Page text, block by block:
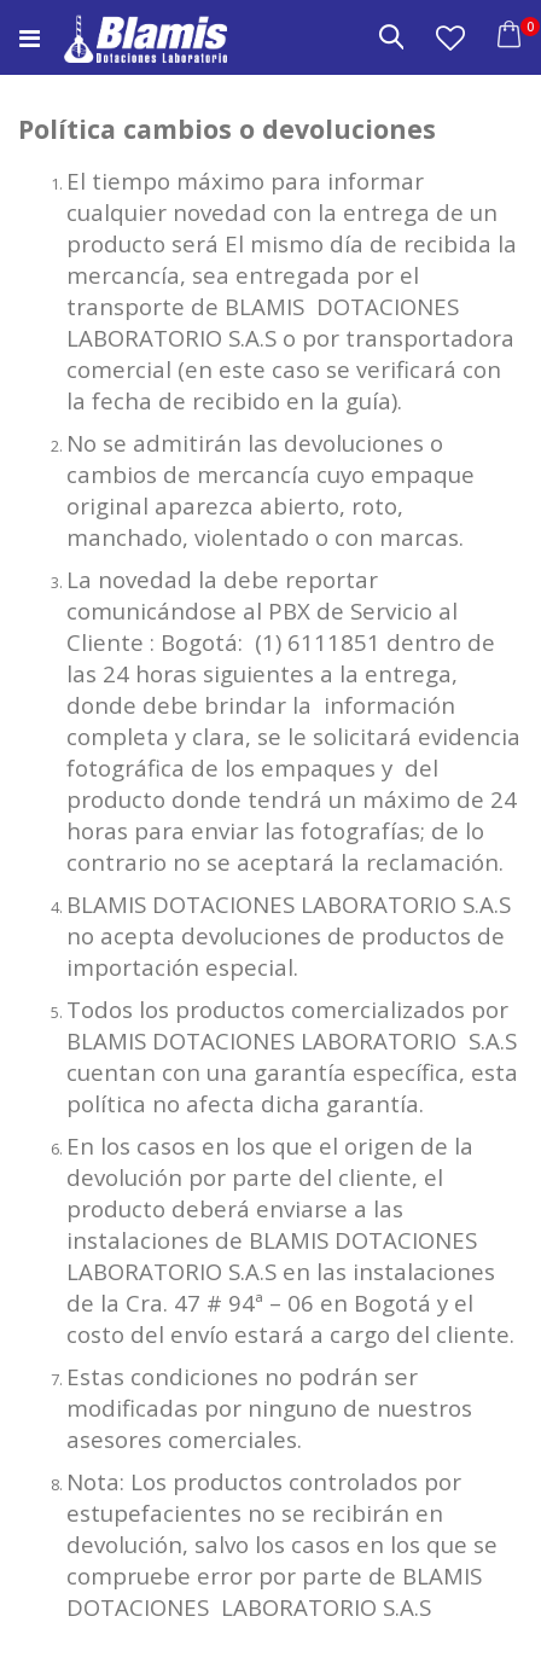
Saltar
a
Contenido
Carrito
0
Buscar
Política cambios o devoluciones
El tiempo máximo para informar
cualquier novedad con la entrega de un
producto será El mismo día de recibida la
mercancía, sea entregada por el
transporte de BLAMIS DOTACIONES
LABORATORIO S.A.S o por transportadora
comercial (en este caso se verificará con
la fecha de recibido en la guía).
No se admitirán las devoluciones o
cambios de mercancía cuyo empaque
original aparezca abierto, roto,
manchado, violentado o con marcas.
La novedad la debe reportar
comunicándose al PBX de Servicio al
Cliente : Bogotá: (1) 6111851 dentro de
las 24 horas siguientes a la entrega,
donde debe brindar la información
completa y clara, se le solicitará evidencia
fotográfica de los empaques y del
producto donde tendrá un máximo de 24
horas para enviar las fotografías; de lo
contrario no se aceptará la reclamación.
BLAMIS DOTACIONES LABORATORIO S.A.S
no acepta devoluciones de productos de
importación especial.
Todos los productos comercializados por
BLAMIS DOTACIONES LABORATORIO S.A.S
cuentan con una garantía específica, esta
política no afecta dicha garantía.
En los casos en los que el origen de la
devolución por parte del cliente, el
producto deberá enviarse a las
instalaciones de BLAMIS DOTACIONES
LABORATORIO S.A.S en las instalaciones
de la Cra. 47 # 94ª – 06 en Bogotá y el
costo del envío estará a cargo del cliente.
Estas condiciones no podrán ser
modificadas por ninguno de nuestros
asesores comerciales.
Nota: Los productos controlados por
estupefacientes no se recibirán en
devolución, salvo los casos en los que se
compruebe error por parte de BLAMIS
DOTACIONES LABORATORIO S.A.S